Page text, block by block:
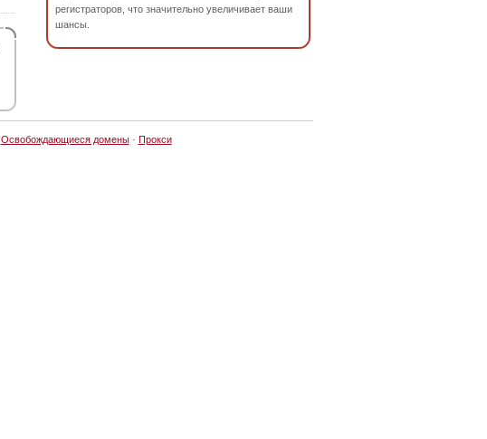
регистраторов, что значительно увеличивает ваши
шансы.
Освобождающиеся домены· Прокси